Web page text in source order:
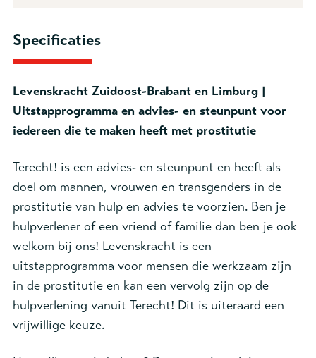
Specificaties
Levenskracht Zuidoost-Brabant en Limburg |
Uitstapprogramma en advies- en steunpunt voor
iedereen die te maken heeft met prostitutie
Terecht! is een advies- en steunpunt en heeft als
doel om mannen, vrouwen en transgenders in de
prostitutie van hulp en advies te voorzien. Ben je
hulpverlener of een vriend of familie dan ben je ook
welkom bij ons! Levenskracht is een
uitstapprogramma voor mensen die werkzaam zijn
in de prostitutie en kan een vervolg zijn op de
hulpverlening vanuit Terecht! Dit is uiteraard een
vrijwillige keuze.